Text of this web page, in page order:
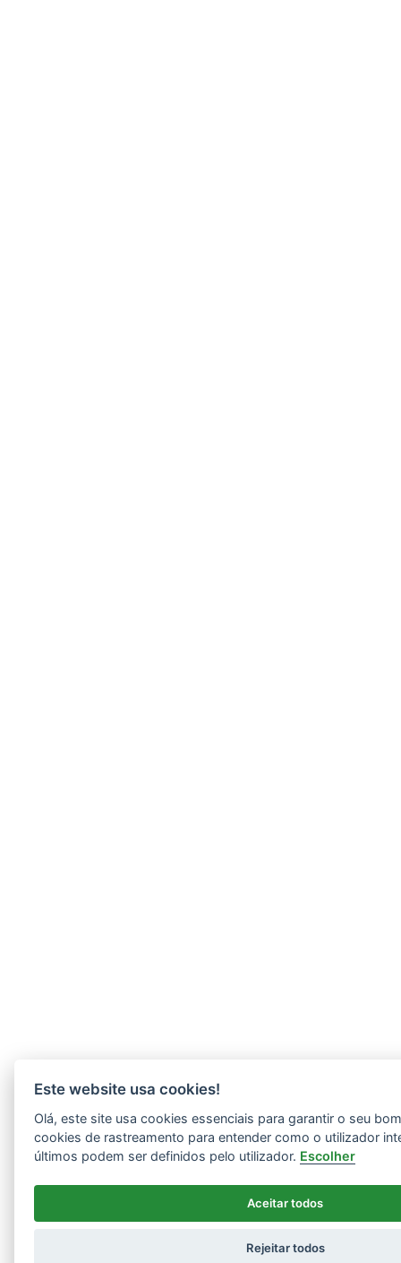
Este website usa cookies!
Olá, este site usa cookies essenciais para garantir o seu
cookies de rastreamento para entender como o utilizador
últimos podem ser definidos pelo utilizador. Escolher
Aceitar todos
Rejeitar todos